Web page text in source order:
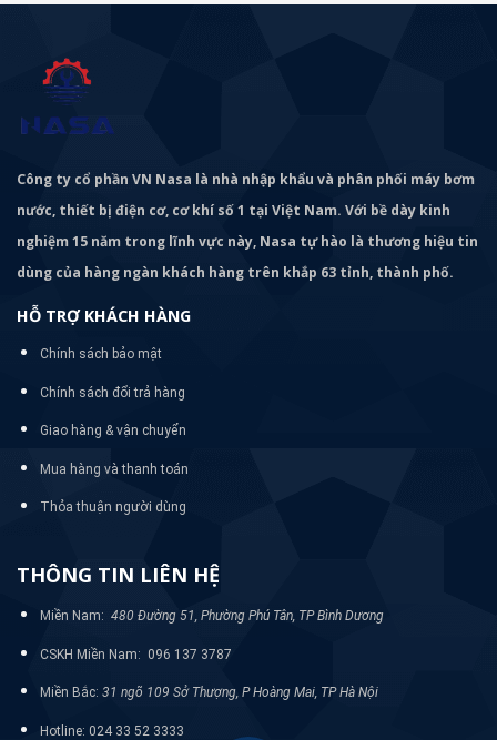
Công ty cổ phần VN Nasa là nhà nhập khẩu và phân phối máy bơm
nước, thiết bị điện cơ, cơ khí số 1 tại Việt Nam. Với bề dày kinh
nghiệm 15 năm trong lĩnh vực này, Nasa tự hào là thương hiệu tin
dùng của hàng ngàn khách hàng trên khắp 63 tỉnh, thành phố.
HỖ TRỢ KHÁCH HÀNG
Chính sách bảo mật
Chính sách đổi trả hàng
Giao hàng & vận chuyển
Mua hàng và thanh toán
Thỏa thuận người dùng
THÔNG TIN LIÊN HỆ
Miền Nam: 480 Đường 51, Phường Phú Tân, TP Bình Dương
CSKH Miền Nam: 096 137 3787
Miền Bắc: 31 ngõ 109 Sở Thượng, P Hoàng Mai, TP Hà Nội
Hotline: 024 33 52 3333